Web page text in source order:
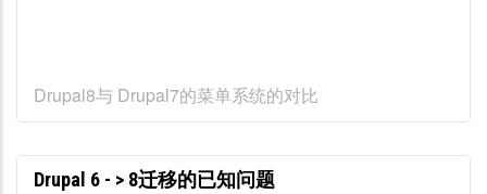
Drupal8与 Drupal7的菜单系统的对比
Drupal 6 - > 8迁移的已知问题